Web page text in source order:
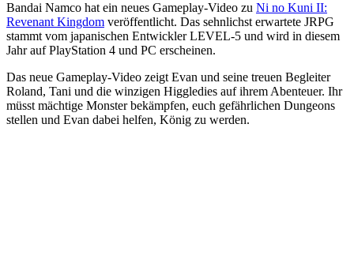
Bandai Namco hat ein neues Gameplay-Video zu Ni no Kuni II:
Revenant Kingdom veröffentlicht. Das sehnlichst erwartete JRPG
stammt vom japanischen Entwickler LEVEL-5 und wird in diesem
Jahr auf PlayStation 4 und PC erscheinen.
Das neue Gameplay-Video zeigt Evan und seine treuen Begleiter
Roland, Tani und die winzigen Higgledies auf ihrem Abenteuer. Ihr
müsst mächtige Monster bekämpfen, euch gefährlichen Dungeons
stellen und Evan dabei helfen, König zu werden.